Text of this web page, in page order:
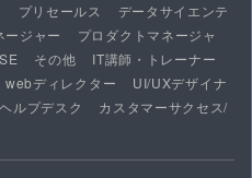
プリセールス
データサイエンテ
ージャー
プロダクトマネージャ
その他
IT講師・トレーナー
webディレクター
UI/UXデザイナ
ヘルプデスク
カスタマーサクセス/